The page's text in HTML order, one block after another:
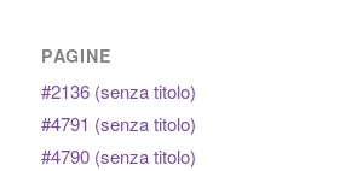
PAGINE
#2136 (senza titolo)
#4791 (senza titolo)
#4790 (senza titolo)